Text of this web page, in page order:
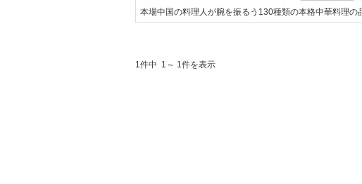
本場中国の料理人が腕を振るう130種類の本格中華料理の
1件中 1～ 1件を表示